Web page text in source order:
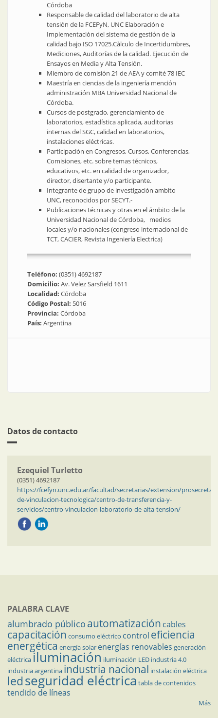
Córdoba
Responsable de calidad del laboratorio de alta
tensión de la FCEFyN, UNC Elaboración e
Implementación del sistema de gestión de la
calidad bajo ISO 17025.Càlculo de Incertidumbres,
Mediciones, Auditorías de la calidad. Ejecución de
Ensayos en Media y Alta Tensión.
Miembro de comisión 21 de AEA y comité 78 IEC
Maestría en ciencias de la ingeniería mención
administración MBA Universidad Nacional de
Córdoba.
Cursos de postgrado, gerenciamiento de
laboratorios, estadística aplicada, auditorias
internas del SGC, calidad en laboratorios,
instalaciones eléctricas.
Participación en Congresos, Cursos, Conferencias,
Comisiones, etc. sobre temas técnicos,
educativos, etc. en calidad de organizador,
director, disertante y/o participante.
Integrante de grupo de investigación ambito
UNC, reconocidos por SECYT.-
Publicaciones técnicas y otras en el ámbito de la
Universidad Nacional de Córdoba, medios
locales y/o nacionales (congreso internacional de
TCT, CACIER, Revista Ingeniería Electrica)
Teléfono: (0351) 4692187
Domicilio: Av. Velez Sarsfield 1611
Localidad: Córdoba
Código Postal: 5016
Provincia: Córdoba
País: Argentina
Datos de contacto
Ezequiel Turletto
(0351) 4692187
https://fcefyn.unc.edu.ar/facultad/secretarias/extension/
de-vinculacion-tecnologica/centro-de-transferencia-y-
servicios/centro-vinculacion-laboratorio-de-alta-tension/
PALABRA CLAVE
alumbrado público automatización cables
capacitación consumo eléctrico control eficiencia
energética energía solar energías renovables generación
eléctricailuminación iluminación LED industria 4.0
industria argentina industria nacional instalación eléctrica
ledseguridad eléctrica tabla de contenidos
tendido de líneas
Más